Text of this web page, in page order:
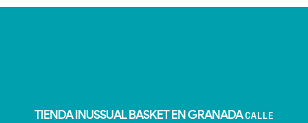
TIENDA INUSSUAL BASKET EN GRANADA CALLE